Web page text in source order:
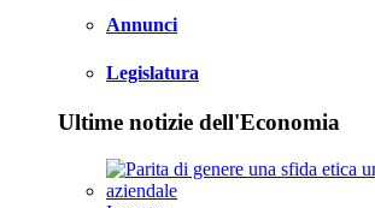
Annunci
Legislatura
Ultime notizie dell'Economia